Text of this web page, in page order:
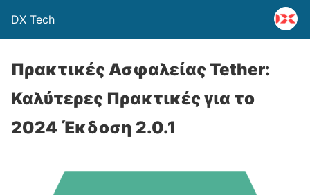
DX Tech
Πρακτικές Ασφαλείας Tether:
Καλύτερες Πρακτικές για το
2024 Έκδοση 2.0.1